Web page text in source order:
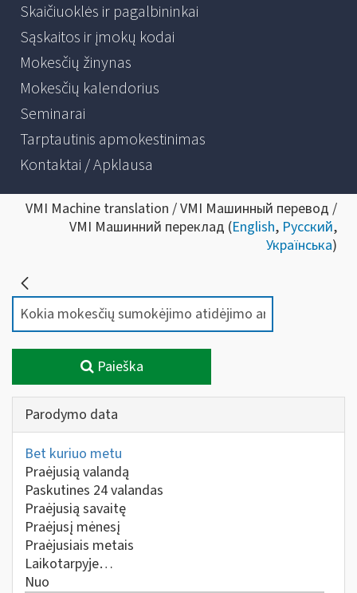
Skaičiuoklės ir pagalbininkai
Sąskaitos ir įmokų kodai
Mokesčių žinynas
Mokesčių kalendorius
Seminarai
Tarptautinis apmokestinimas
Kontaktai / Apklausa
VMI Machine translation / VMI Машинный перевод /
VMI Машинний переклад (English, Русский,
Українська)
Paieška
Parodymo data
Bet kuriuo metu
Praėjusią valandą
Paskutines 24 valandas
Praėjusią savaitę
Praėjusį mėnesį
Praėjusiais metais
Laikotarpyje…
Nuo